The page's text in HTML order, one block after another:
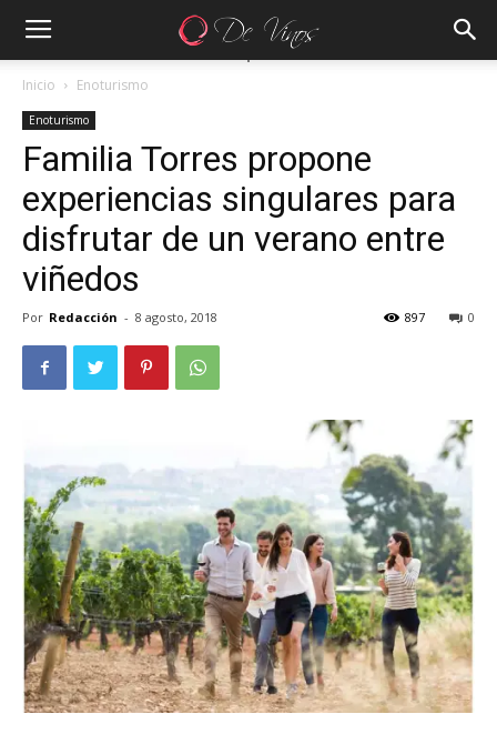
Inicio Enoturismo
Enoturismo
Familia Torres propone
experiencias singulares para
disfrutar de un verano entre
viñedos
Por Redacción - 8 agosto, 2018 0
897